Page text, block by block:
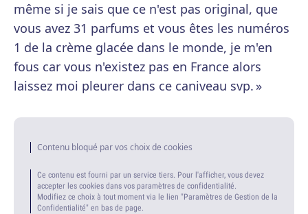
même si je sais que ce n'est pas original, que
vous avez 31 parfums et vous êtes les numéros
1 de la crème glacée dans le monde, je m'en
fous car vous n'existez pas en France alors
laissez moi pleurer dans ce caniveau svp. »
Contenu bloqué par vos choix de cookies
Ce contenu est fourni par un service tiers. Pour l'afficher, vous devez
accepter les cookies dans vos paramètres de confidentialité.
Modifiez ce choix à tout moment via le lien "Paramètres de Gestion de la
Confidentialité" en bas de page.